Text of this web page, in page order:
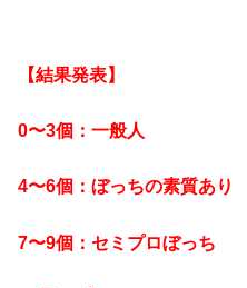
【結果発表】
0〜3個：一般人
4〜6個：ぼっちの素質あり
7〜9個：セミプロぼっち